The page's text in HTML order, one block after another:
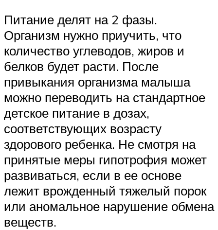
Питание делят на 2 фазы.
Организм нужно приучить, что
количество углеводов, жиров и
белков будет расти. После
привыкания организма малыша
можно переводить на стандартное
детское питание в дозах,
соответствующих возрасту
здорового ребенка. Не смотря на
принятые меры гипотрофия может
развиваться, если в ее основе
лежит врожденный тяжелый порок
или аномальное нарушение обмена
веществ.